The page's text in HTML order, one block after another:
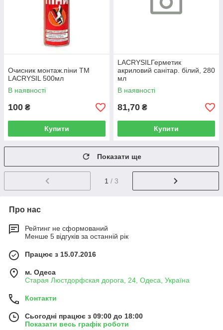
Очисник монтаж.піни ТМ
LACRYSIL 500мл
В наявності
100 ₴
Купити
LACRYSILГерметик
акриловий санiтар. бiлий, 280
мл
В наявності
81,70 ₴
Купити
Показати ще
1 / 3
Про нас
Рейтинг не сформований
Менше 5 відгуків за останній рік
Працює з 15.07.2016
м. Одеса
Старая Люстдорфская дорога, 24, Одеса, Україна
Контакти
Сьогодні працює з 09:00 до 18:00
Показати весь графік роботи